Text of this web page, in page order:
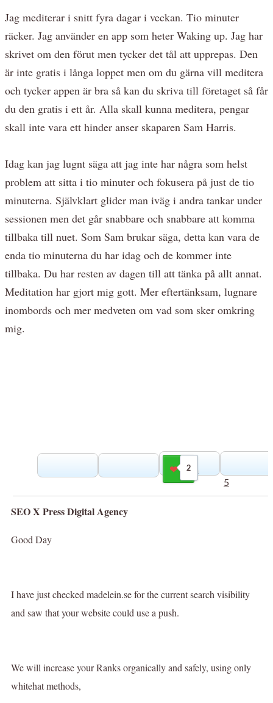
Jag mediterar i snitt fyra dagar i veckan. Tio minuter
räcker. Jag använder en app som heter Waking up. Jag har
skrivet om den förut men tycker det tål att upprepas. Den
är inte gratis i långa loppet men om du gärna vill meditera
och tycker appen är bra så kan du skriva till företaget så får
du den gratis i ett år. Alla skall kunna meditera, pengar
skall inte vara ett hinder anser skaparen Sam Harris.
Idag kan jag lugnt säga att jag inte har några som helst
problem att sitta i tio minuter och fokusera på just de tio
minuterna. Självklart glider man iväg i andra tankar under
sessionen men det går snabbare och snabbare att komma
tillbaka till nuet. Som Sam brukar säga, detta kan vara de
enda tio minuterna du har idag och de kommer inte
tillbaka. Du har resten av dagen till att tänka på allt annat.
Meditation har gjort mig gott. Mer eftertänksam, lugnare
inombords och mer medveten om vad som sker omkring
mig.
2
Gilla
5
SEO X Press Digital Agency
Good Day
I have just checked madelein.se for the current search visibility
and saw that your website could use a push.
We will increase your Ranks organically and safely, using only
whitehat methods,